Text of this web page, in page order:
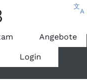
文
A
Angebote
Login